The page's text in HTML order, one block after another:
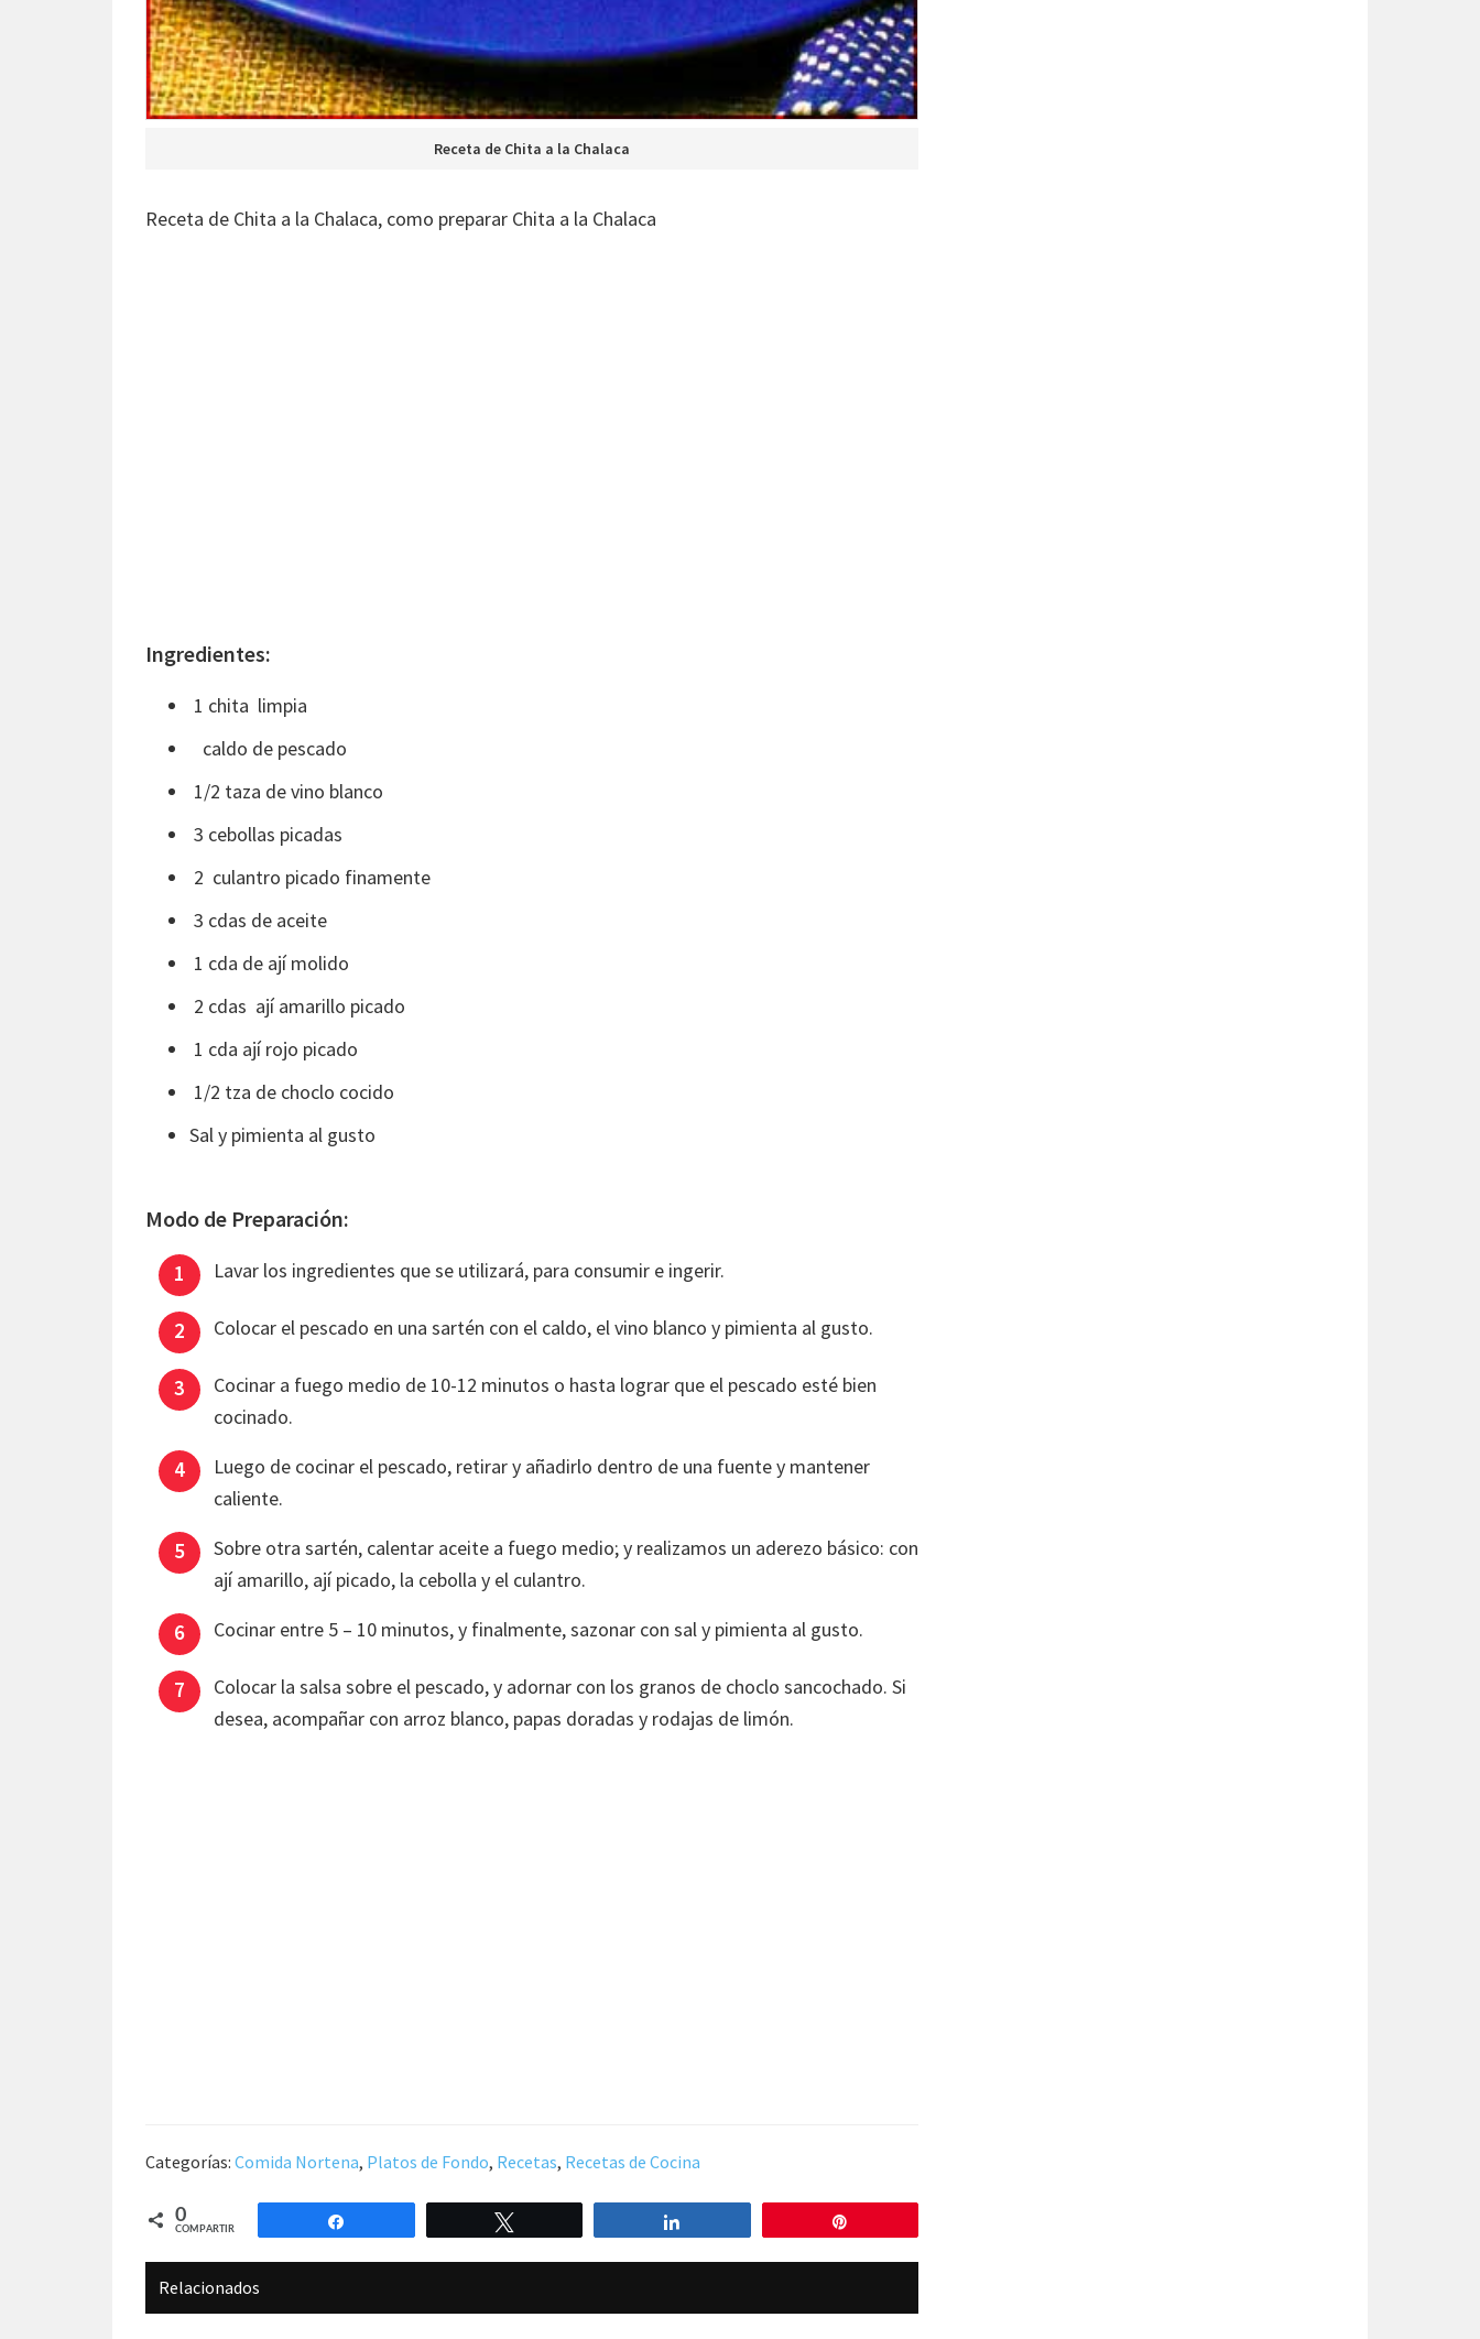
Receta de Chita a la Chalaca
Receta de Chita a la Chalaca, como preparar Chita a la Chalaca
Ingredientes:
1 chita limpia
caldo de pescado
1/2 taza de vino blanco
3 cebollas picadas
2 culantro picado finamente
3 cdas de aceite
1 cda de ají molido
2 cdas ají amarillo picado
1 cda ají rojo picado
1/2 tza de choclo cocido
Sal y pimienta al gusto
Modo de Preparación:
Lavar los ingredientes que se utilizará, para consumir e ingerir.
Colocar el pescado en una sartén con el caldo, el vino blanco y pimienta al gusto.
Cocinar a fuego medio de 10-12 minutos o hasta lograr que el pescado esté bien
cocinado.
Luego de cocinar el pescado, retirar y añadirlo dentro de una fuente y mantener
caliente.
Sobre otra sartén, calentar aceite a fuego medio; y realizamos un aderezo básico: con
ají amarillo, ají picado, la cebolla y el culantro.
Cocinar entre 5 – 10 minutos, y finalmente, sazonar con sal y pimienta al gusto.
Colocar la salsa sobre el pescado, y adornar con los granos de choclo sancochado. Si
desea, acompañar con arroz blanco, papas doradas y rodajas de limón.
Categorías: Comida Nortena, Platos de Fondo, Recetas, Recetas de Cocina
0
COMPARTIR
Relacionados